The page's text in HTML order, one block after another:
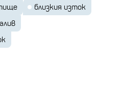
близкия изток